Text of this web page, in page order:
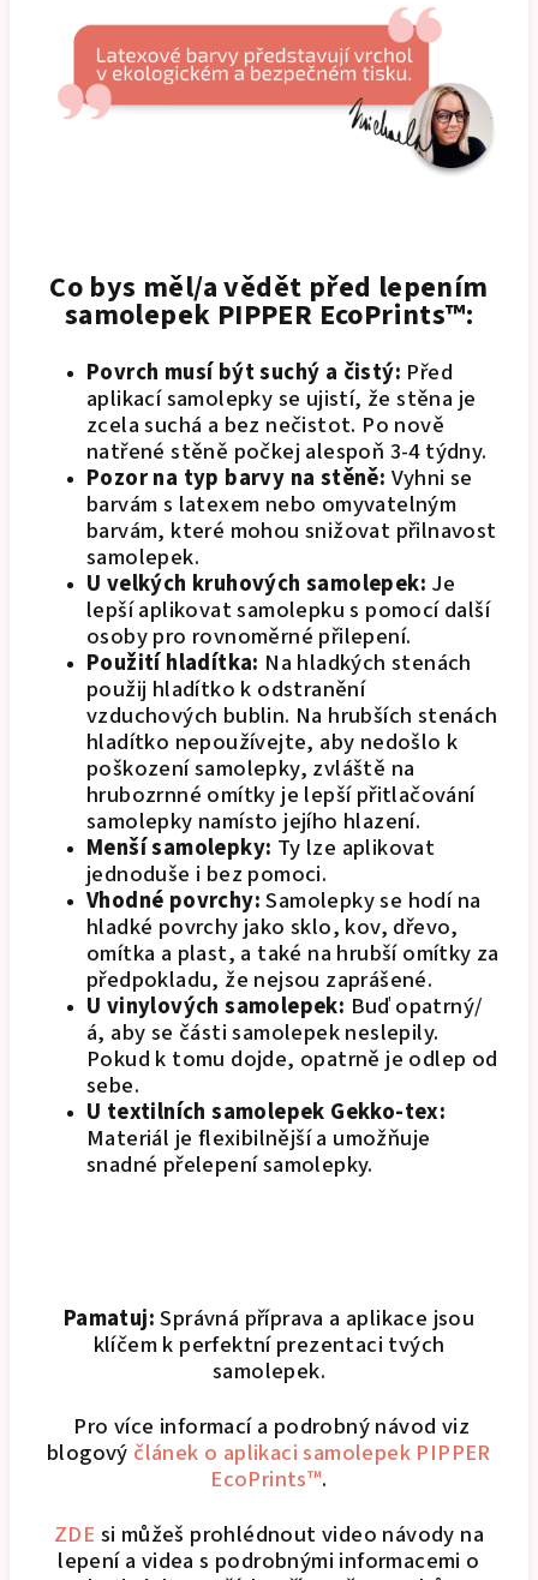
Co bys měl/a vědět před lepením
samolepek PIPPER EcoPrints™:
Povrch musí být suchý a čistý: Před
aplikací samolepky se ujistí, že stěna je
zcela suchá a bez nečistot. Po nově
natřené stěně počkej alespoň 3-4 týdny.
Pozor na typ barvy na stěně: Vyhni se
barvám s latexem nebo omyvatelným
barvám, které mohou snižovat přilnavost
samolepek.
U velkých kruhových samolepek: Je
lepší aplikovat samolepku s pomocí další
osoby pro rovnoměrné přilepení.
Použití hladítka: Na hladkých stenách
použij hladítko k odstranění
vzduchových bublin. Na hrubších stenách
hladítko nepoužívejte, aby nedošlo k
poškození samolepky, zvláště na
hrubozrnné omítky je lepší přitlačování
samolepky namísto jejího hlazení.
Menší samolepky: Ty lze aplikovat
jednoduše i bez pomoci.
Vhodné povrchy:Samolepky se hodí na
hladké povrchy jako sklo, kov, dřevo,
omítka a plast, a také na hrubší omítky za
předpokladu, že nejsou zaprášené.
U vinylových samolepek: Buď opatrný/
á, aby se části samolepek neslepily.
Pokud k tomu dojde, opatrně je odlep od
sebe.
U textilních samolepek Gekko-tex:
Materiál je flexibilnější a umožňuje
snadné přelepení samolepky.
Pamatuj:Správná příprava a aplikace jsou
klíčem k perfektní prezentaci tvých
samolepek.
Pro více informací a podrobný návod viz
blogový článek o aplikaci samolepek PIPPER
EcoPrints™.
ZDE si můžeš prohlédnout video návody na
lepení a videa s podrobnými informacemi o